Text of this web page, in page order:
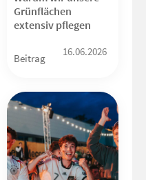
Grünflächen
extensiv pflegen
Beitrag
16.06.2026